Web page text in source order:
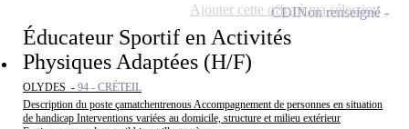
Éducateur Sportif en Activités
Physiques Adaptées (H/F)
OLYDES - 94 - CRÉTEIL
Description du poste çamatchentrenous Accompagnement de personnes en situation
de handicap Interventions variées au domicile, structure et milieu extérieur
CDINon renseigné
Ajouter cette offre à ma sélection